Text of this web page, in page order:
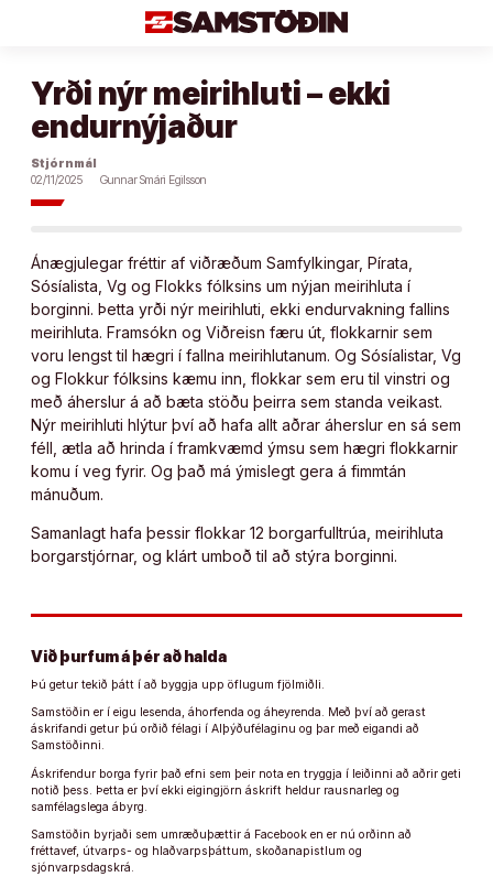
Yrði nýr meirihluti – ekki
endurnýjaður
Stjórnmál
02/11/2025
Gunnar Smári Egilsson
Ánægjulegar fréttir af viðræðum Samfylkingar, Pírata,
Sósíalista, Vg og Flokks fólksins um nýjan meirihluta í
borginni. Þetta yrði nýr meirihluti, ekki endurvakning fallins
meirihluta. Framsókn og Viðreisn færu út, flokkarnir sem
voru lengst til hægri í fallna meirihlutanum. Og Sósíalistar, Vg
og Flokkur fólksins kæmu inn, flokkar sem eru til vinstri og
með áherslur á að bæta stöðu þeirra sem standa veikast.
Nýr meirihluti hlýtur því að hafa allt aðrar áherslur en sá sem
féll, ætla að hrinda í framkvæmd ýmsu sem hægri flokkarnir
komu í veg fyrir. Og það má ýmislegt gera á fimmtán
mánuðum.
Samanlagt hafa þessir flokkar 12 borgarfulltrúa, meirihluta
borgarstjórnar, og klárt umboð til að stýra borginni.
Við þurfum á þér að halda
Þú getur tekið þátt í að byggja upp öflugum fjölmiðli.
Samstöðin er í eigu lesenda, áhorfenda og áheyrenda. Með því að gerast
áskrifandi getur þú orðið félagi í Alþýðufélaginu og þar með eigandi að
Samstöðinni.
Áskrifendur borga fyrir það efni sem þeir nota en tryggja í leiðinni að aðrir geti
notið þess. Þetta er því ekki eigingjörn áskrift heldur rausnarleg og
samfélagslega ábyrg.
Samstöðin byrjaði sem umræðuþættir á Facebook en er nú orðinn að
fréttavef, útvarps- og hlaðvarpsþáttum, skoðanapistlum og
sjónvarpsdagskrá.